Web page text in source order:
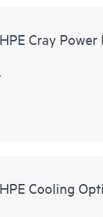
HPE Cray
.
HPE Cooling